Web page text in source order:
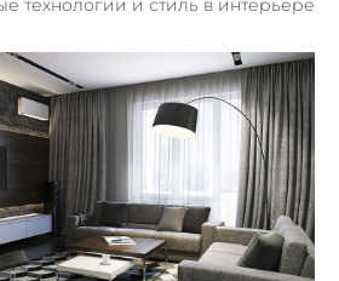
технологии и стиль в интерьере